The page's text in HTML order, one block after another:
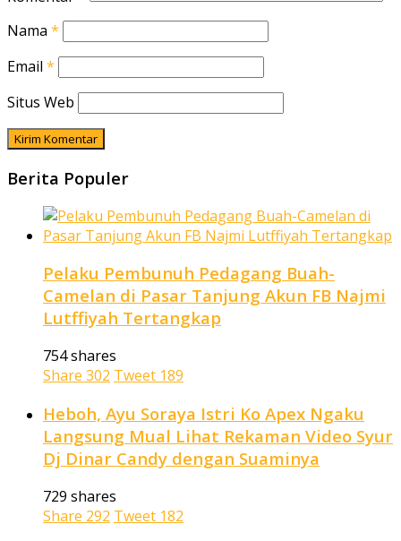
Nama *
Email *
Situs Web
Berita Populer
Pelaku Pembunuh Pedagang Buah-
Camelan di Pasar Tanjung Akun FB Najmi
Lutffiyah Tertangkap
754 shares
Share 302 Tweet 189
Heboh, Ayu Soraya Istri Ko Apex Ngaku
Langsung Mual Lihat Rekaman Video Syur
Dj Dinar Candy dengan Suaminya
729 shares
Share 292 Tweet 182